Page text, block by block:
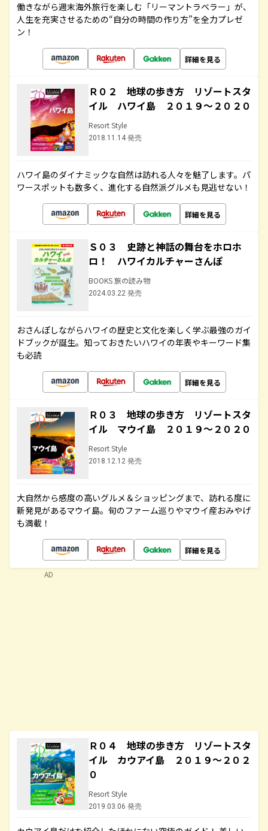
働きながら週末海外旅行を楽しむ「リーマントラベラー」が、
人生を充実させるための“自分の時間の作り方”を全力プレゼ
ン！
詳細を見る
Ｒ０２ 地球の歩き方 リゾートスタ
イル ハワイ島 ２０１９～２０２０
Resort Style
2018.11.14 発売
ハワイ島のダイナミックな自然は訪れる人々を魅了します。パ
ワースポットも数多く、進化する自然派グルメも見逃せない！
詳細を見る
Ｓ０３ 史跡と神話の舞台をホロホ
ロ！ ハワイカルチャーさんぽ
BOOKS 旅の読み物
2024.03.22 発売
おさんぽしながらハワイの歴史と文化を楽しく学ぶ最強のガイ
ドブックが誕生。知っておきたいハワイの年表やキーワード集
も必読
詳細を見る
Ｒ０３ 地球の歩き方 リゾートスタ
イル マウイ島 ２０１９～２０２０
Resort Style
2018.12.12 発売
大自然から感度の高いグルメ＆ショッピングまで、訪れる度に
新発見があるマウイ島。旬のファーム巡りやマウイ産おみやげ
も満載！
詳細を見る
Ｒ０４ 地球の歩き方 リゾートスタ
イル カウアイ島 ２０１９～２０２
０
Resort Style
2019.03.06 発売
AD